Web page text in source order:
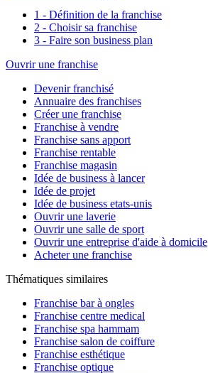
1 - Définition de la franchise
2 - Choisir sa franchise
3 - Faire son business plan
Ouvrir une franchise
Devenir franchisé
Annuaire des franchises
Créer une franchise
Franchise à vendre
Franchise sans apport
Franchise rentable
Franchise magasin
Idée de business à lancer
Idée de projet
Idée de business etats-unis
Ouvrir une laverie
Ouvrir une salle de sport
Ouvrir une entreprise d'aide à domicile
Acheter une franchise
Thématiques similaires
Franchise bar à ongles
Franchise centre medical
Franchise spa hammam
Franchise salon de coiffure
Franchise esthétique
Franchise optique